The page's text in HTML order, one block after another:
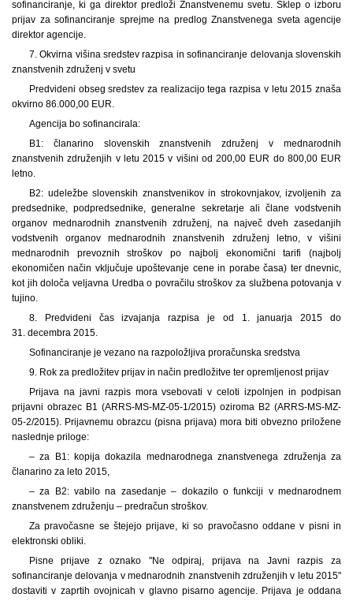
sofinanciranje, ki ga direktor predloži Znanstvenemu svetu. Sklep o izboru
prijav za sofinanciranje sprejme na predlog Znanstvenega sveta agencije
direktor agencije.
7. Okvirna višina sredstev razpisa in sofinanciranje delovanja slovenskih
znanstvenih združenj v svetu
Predvideni obseg sredstev za realizacijo tega razpisa v letu 2015 znaša
okvirno 86.000,00 EUR.
Agencija bo sofinancirala:
B1: članarino slovenskih znanstvenih združenj v mednarodnih
znanstvenih združenjih v letu 2015 v višini od 200,00 EUR do 800,00 EUR
letno.
B2: udeležbe slovenskih znanstvenikov in strokovnjakov, izvoljenih za
predsednike, podpredsednike, generalne sekretarje ali člane vodstvenih
organov mednarodnih znanstvenih združenj, na največ dveh zasedanjih
vodstvenih organov mednarodnih znanstvenih združenj letno, v višini
mednarodnih prevoznih stroškov po najbolj ekonomični tarifi (najbolj
ekonomičen način vključuje upoštevanje cene in porabe časa) ter dnevnic,
kot jih določa veljavna Uredba o povračilu stroškov za službena potovanja v
tujino.
8. Predvideni čas izvajanja razpisa je od 1. januarja 2015 do
31. decembra 2015.
Sofinanciranje je vezano na razpoložljiva proračunska sredstva
9. Rok za predložitev prijav in način predložitve ter opremljenost prijav
Prijava na javni razpis mora vsebovati v celoti izpolnjen in podpisan
prijavni obrazec B1 (ARRS-MS-MZ-05-1/2015) oziroma B2 (ARRS-MS-MZ-
05-2/2015). Prijavnemu obrazcu (pisna prijava) mora biti obvezno priložene
naslednje priloge:
– za B1: kopija dokazila mednarodnega znanstvenega združenja za
članarino za leto 2015,
– za B2: vabilo na zasedanje – dokazilo o funkciji v mednarodnem
znanstvenem združenju – predračun stroškov.
Za pravočasne se štejejo prijave, ki so pravočasno oddane v pisni in
elektronski obliki.
Pisne prijave z oznako "Ne odpiraj, prijava na Javni razpis za
sofinanciranje delovanja v mednarodnih znanstvenih združenjih v letu 2015"
dostaviti v zaprtih ovojnicah v glavno pisarno agencije. Prijava je oddana